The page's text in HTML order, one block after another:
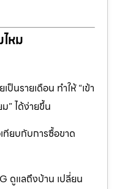
หม
ป็นรายเดือน ทำให้ “เข้า
” ได้ง่ายขึ้น
ทียบกับการซื้อขาด
ดูแลถึงบ้าน เปลี่ยน